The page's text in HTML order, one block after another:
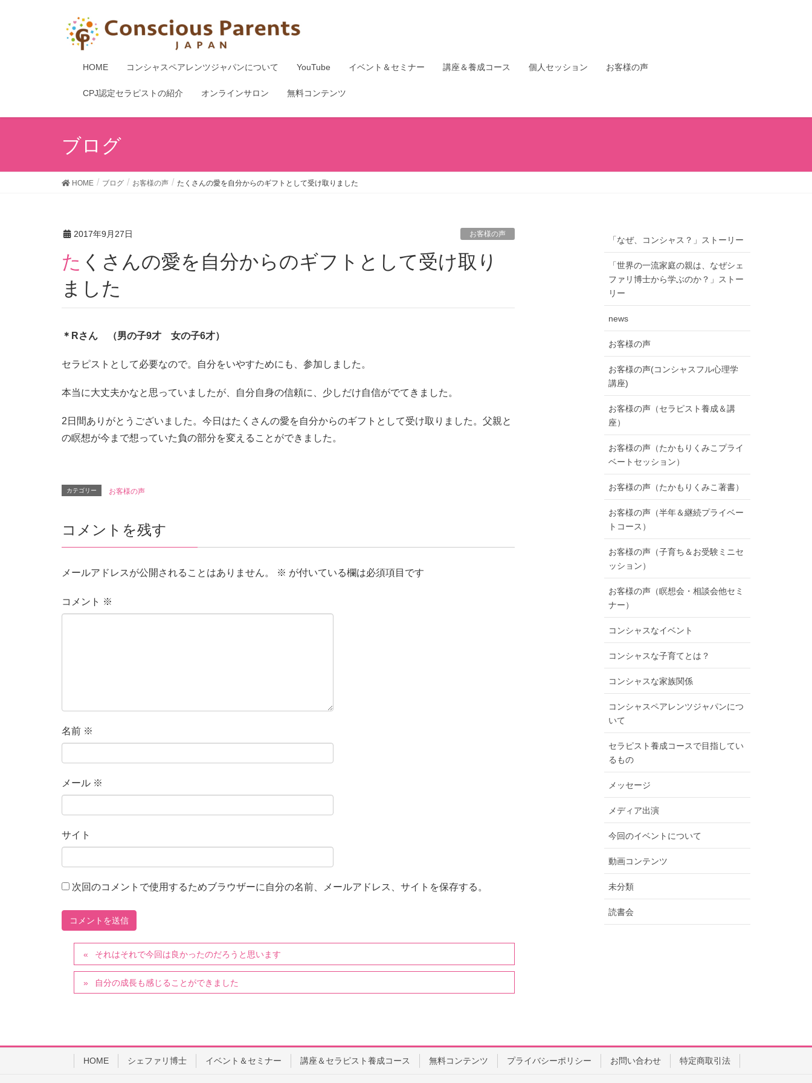
HOME コンシャスペアレンツジャパンについて YouTube イベント＆セミナー 講座＆養成コース 個人セッション お客様の声
CPJ認定セラピストの紹介 オンラインサロン 無料コンテンツ
ブログ
HOME ブログ お客様の声 たくさんの愛を自分からのギフトとして受け取りました
2017年9月27日 お客様の声
たくさんの愛を自分からのギフトとして受け取り
ました
＊Rさん （男の子9才 女の子6才）
セラピストとして必要なので。自分をいやすためにも、参加しました。
本当に大丈夫かなと思っていましたが、自分自身の信頼に、少しだけ自信がでてきました。
2日間ありがとうございました。今日はたくさんの愛を自分からのギフトとして受け取りました。父親と
の瞑想が今まで想っていた負の部分を変えることができました。
カテゴリー お客様の声
コメントを残す
メールアドレスが公開されることはありません。 ※ が付いている欄は必須項目です
コメント ※
名前 ※
メール ※
サイト
次回のコメントで使用するためブラウザーに自分の名前、メールアドレス、サイトを保存する。
それはそれで今回は良かったのだろうと思います
自分の成長も感じることができました
「なぜ、コンシャス？」ストーリー
「世界の一流家庭の親は、なぜシェ
ファリ博士から学ぶのか？」ストー
リー
news
お客様の声
お客様の声(コンシャスフル心理学
講座)
お客様の声（セラピスト養成＆講
座）
お客様の声（たかもりくみこプライ
ベートセッション）
お客様の声（たかもりくみこ著書）
お客様の声（半年＆継続プライベー
トコース）
お客様の声（子育ち＆お受験ミニセ
ッション）
お客様の声（瞑想会・相談会他セミ
ナー）
コンシャスなイベント
コンシャスな子育てとは？
コンシャスな家族関係
コンシャスペアレンツジャパンにつ
いて
セラピスト養成コースで目指してい
るもの
メッセージ
メディア出演
今回のイベントについて
動画コンテンツ
未分類
読書会
HOME シェファリ博士 イベント＆セミナー 講座＆セラピスト養成コース 無料コンテンツ プライバシーポリシー お問い合わせ 特定商取引法